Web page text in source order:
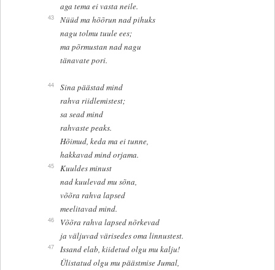
aga tema ei vasta neile.
43
Nüüd ma hõõrun nad pihuks
nagu tolmu tuule ees;
ma põrmustan nad nagu
tänavate pori.
44
Sina päästad mind
rahva riidlemistest;
sa sead mind
rahvaste peaks.
Hõimud, keda ma ei tunne,
hakkavad mind orjama.
45
Kuuldes minust
nad kuulevad mu sõna,
võõra rahva lapsed
meelitavad mind.
46
Võõra rahva lapsed nõrkevad
ja väljuvad värisedes oma linnustest.
47
Issand elab, kiidetud olgu mu kalju!
Ülistatud olgu mu päästmise Jumal,